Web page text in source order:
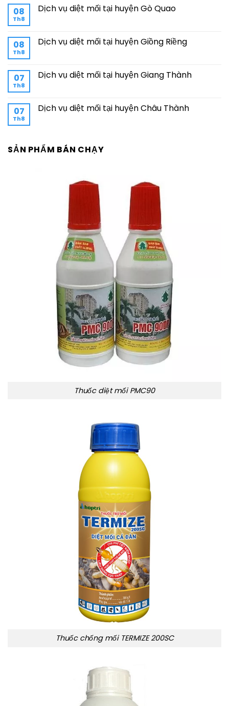
08
Th8
Dịch vụ diệt mối tại huyện Gò Quao
08
Th8
Dịch vụ diệt mối tại huyện Giồng Riềng
07
Th8
Dịch vụ diệt mối tại huyện Giang Thành
07
Th8
Dịch vụ diệt mối tại huyện Châu Thành
SẢN PHẨM BÁN CHẠY
Thuốc diệt mối PMC90
Thuốc chống mối TERMIZE 200SC